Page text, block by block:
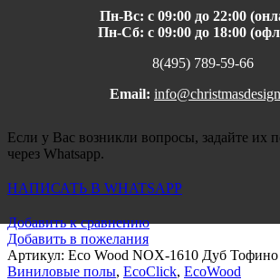
Пн-Вс: с 09:00 до 22:00
Пн-Сб: с 09:00 до 18:00
8(495) 789-59-66
Email:
Если у Вас возникли вопросы, задайте их
через Whatsapp.
НАПИСАТЬ В WHATSAPP
Добавить к сравнению
Добавить в пожелания
Артикул: Eco Wood NOX-1610 Дуб Тофино
Виниловые полы, EcoClick, EcoWood